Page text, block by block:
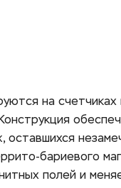
на
бариевого
полей и